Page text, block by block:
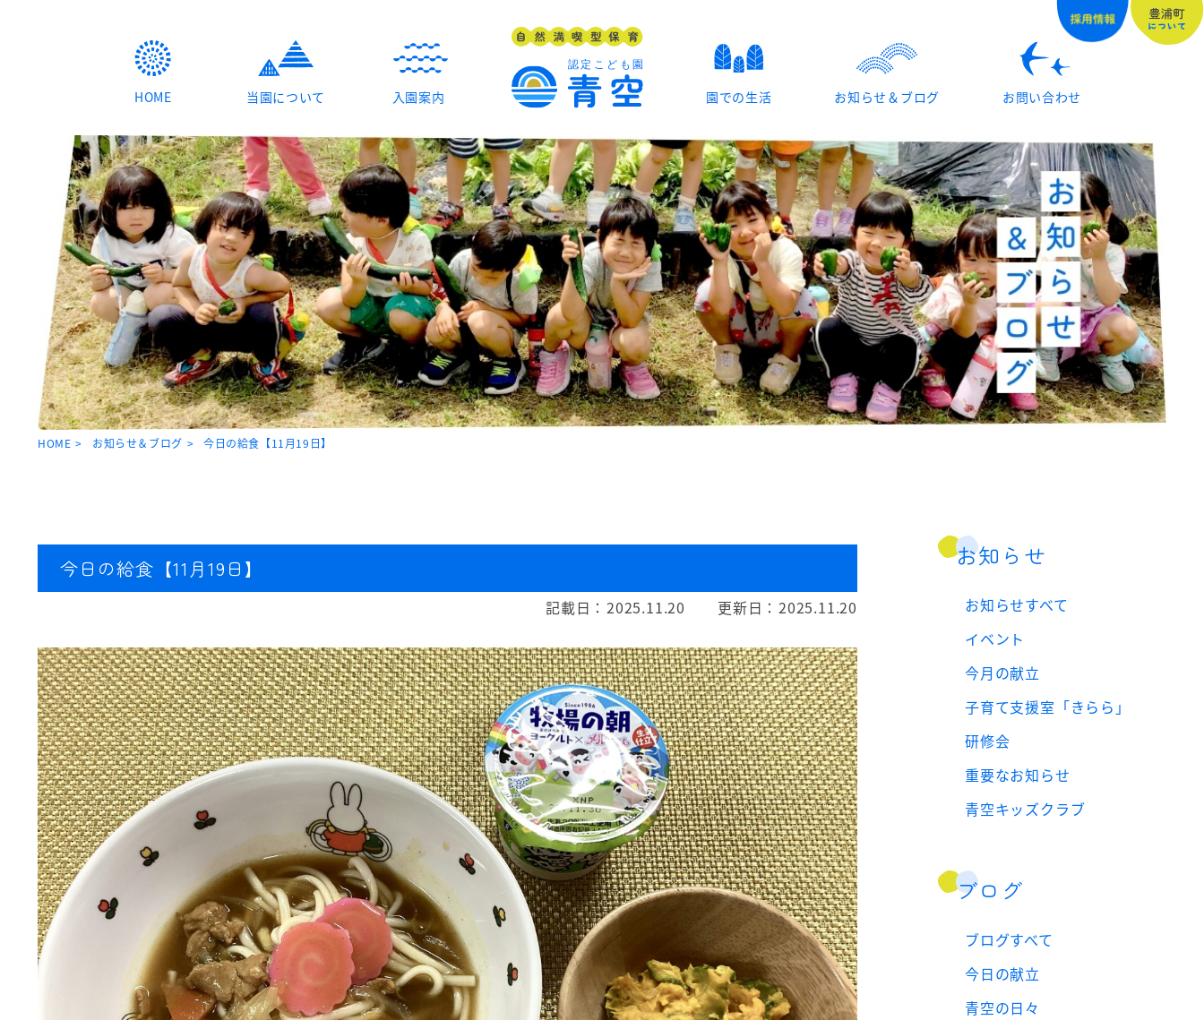
HOME 当園について 入園案内 園での生活 お知らせ＆ブログ お問い合わせ
HOME お知らせ＆ブログ 今日の給食【11月19日】
今日の給食【11月19日】
記載日： 2025.11.20 更新日： 2025.11.20
お知らせ
お知らせすべて
イベント
今月の献立
子育て支援室「きらら」
研修会
重要なお知らせ
青空キッズクラブ
ブログ
ブログすべて
今日の献立
青空の日々